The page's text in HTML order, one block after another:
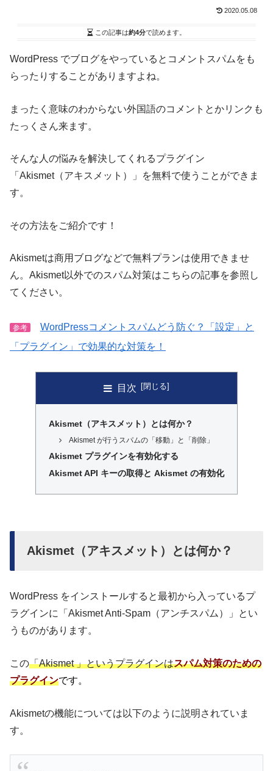
2020.05.08
この記事は約4分で読めます。
WordPress でブログをやっているとコメントスパムをも
らったりすることがありますよね。
まったく意味のわからない外国語のコメントとかリンクも
たっくさん来ます。
そんな人の悩みを解決してくれるプラグイン
「Akismet（アキスメット）」を無料で使うことができま
す。
その方法をご紹介です！
Akismetは商用ブログなどで無料プランは使用できませ
ん。Akismet以外でのスパム対策はこちらの記事を参照し
てください。
参考
WordPressコメントスパムどう防ぐ？「設定」と
「プラグイン」で効果的な対策を！
目次
Akismet（アキスメット）とは何か？
Akismet が行うスパムの「移動」と「削除」
Akismet プラグインを有効化する
Akismet API キーの取得と Akismet の有効化
Akismet（アキスメット）とは何か？
WordPress をインストールすると最初から入っているプ
ラグインに「Akismet Anti-Spam（アンチスパム）」とい
うものがあります。
この「Akismet 」というプラグインはスパム対策のための
プラグインです。
Akismetの機能については以下のように説明されていま
す。